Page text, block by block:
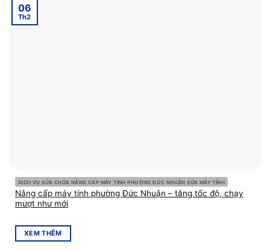
DỊCH VỤ SỬA CHỮA NÂNG CẤP MÁY TÍNH PHƯỜNG ĐỨC NHUẬN SỬA MÁY TÍNH
Nâng cấp máy tính phường Đức Nhuận – tăng tốc độ, chạy
mượt như mới
XEM THÊM
06
Th2